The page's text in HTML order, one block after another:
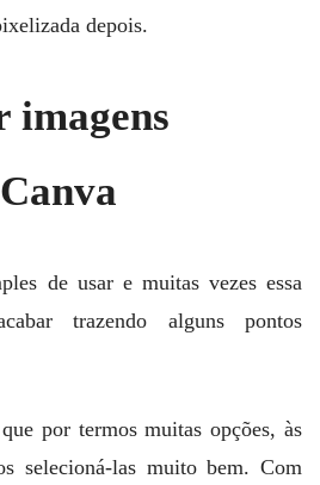
depois.
imagens
de usar e muitas vezes essa
trazendo alguns pontos
por termos muitas opções, às
selecioná-las muito bem. Com